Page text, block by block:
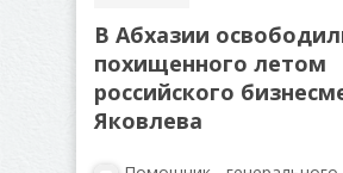
В Абхазии
похищенного летом
российского
Яковлева